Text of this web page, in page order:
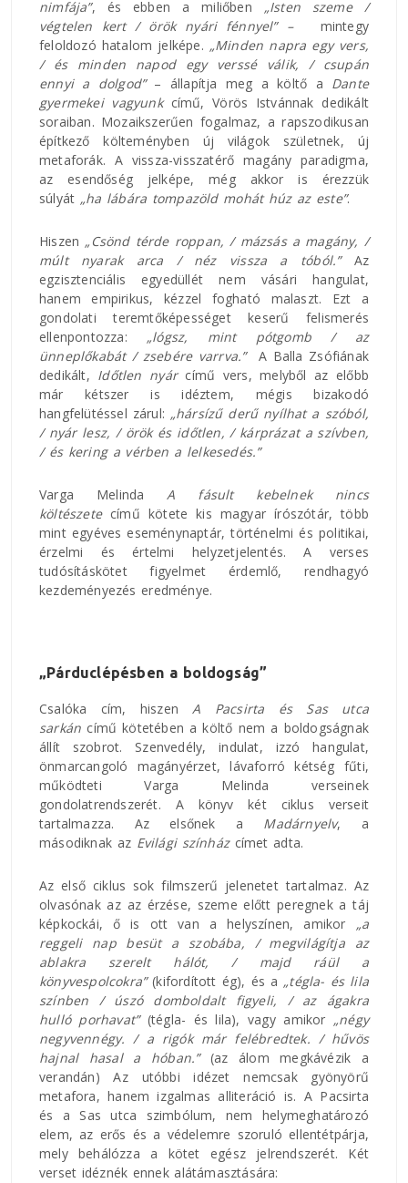
nimfája”, és ebben a miliőben „Isten szeme /
végtelen kert / örök nyári fénnyel” –
mintegy
feloldozó hatalom jelképe. „Minden napra egy vers,
/ és minden napod egy verssé válik, / csupán
ennyi a dolgod”– állapítja meg a költő a Dante
gyermekei vagyunkcímű, Vörös Istvánnak dedikált
soraiban. Mozaikszerűen fogalmaz, a rapszodikusan
építkező költeményben új világok születnek, új
metaforák. A vissza-visszatérő magány paradigma,
az esendőség jelképe, még akkor is érezzük
súlyát „ha lábára tompazöld mohát húz az este”.
Hiszen „Csönd térde roppan, / mázsás a magány, /
múlt nyarak arca / néz vissza a tóból.”Az
egzisztenciális egyedüllét nem vásári hangulat,
hanem empirikus, kézzel fogható malaszt. Ezt a
gondolati teremtőképességet keserű felismerés
ellenpontozza: „lógsz, mint pótgomb / az
ünneplőkabát / zsebére varrva.”A Balla Zsófiának
dedikált, Időtlen nyárcímű vers, melyből az előbb
már kétszer is idéztem, mégis bizakodó
hangfelütéssel zárul: „hársízű derű nyílhat a szóból,
/ nyár lesz, / örök és időtlen, / kárprázat a szívben,
/ és kering a vérben a lelkesedés.”
Varga Melinda A fásult kebelnek nincs
költészetecímű kötete kis magyar írószótár, több
mint egyéves eseménynaptár, történelmi és politikai,
érzelmi és értelmi helyzetjelentés. A verses
tudósításkötet figyelmet érdemlő, rendhagyó
kezdeményezés eredménye.
„Párduclépésben a boldogság”
Csalóka cím, hiszenA Pacsirta és Sas utca
sarkán című kötetében a költő nem a boldogságnak
állít szobrot. Szenvedély, indulat, izzó hangulat,
önmarcangoló magányérzet, lávaforró kétség fűti,
működteti Varga Melinda verseinek
gondolatrendszerét. A könyv két ciklus verseit
tartalmazza. Az elsőnek a Madárnyelv, a
másodiknak az Evilági színházcímet adta.
Az első ciklus sok filmszerű jelenetet tartalmaz. Az
olvasónak az az érzése, szeme előtt peregnek a táj
képkockái, ő is ott van a helyszínen, amikor „a
reggeli nap besüt a szobába, / megvilágítja az
ablakra szerelt hálót, / majd ráül a
könyvespolcokra”(kifordított ég), és a „tégla- és lila
színben / úszó domboldalt figyeli, / az ágakra
hulló porhavat”(tégla- és lila), vagy amikor „négy
negyvennégy. / a rigók már felébredtek. / hűvös
hajnal hasal a hóban.”(az álom megkávézik a
verandán) Az utóbbi idézet nemcsak gyönyörű
metafora, hanem izgalmas alliteráció is. A Pacsirta
és a Sas utca szimbólum, nem helymeghatározó
elem, az erős és a védelemre szoruló ellentétpárja,
mely behálózza a kötet egész jelrendszerét. Két
verset idéznék ennek alátámasztására: